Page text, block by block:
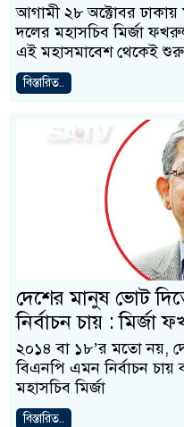
আগামী ২৮ অক্টোবর ঢাকায়
দলের মহাসচিব মির্জা
এই মহাসমাবেশ থেকেই
বিস্তারিত..
দেশের মানুষ ভোট
নির্বাচন চায় : মির্জা
২০১৪ বা ১৮’র মতো নয়,
বিএনপি এমন নির্বাচন চায়
মহাসচিব মির্জা
বিস্তারিত..